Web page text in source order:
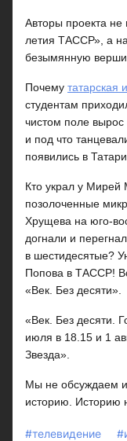
Авторы проекта не
летия ТАССР», а
безымянную
Почему татарская
студентам
чистом поле
и под что
появились в
Кто украл у Мирей
позолоченные
Хрущева на юго-
догнали и
в шестидесятые?
Попова в ТАССР!
«Век. Без десяти».
«Век. Без десяти.
июля в 18.15 и 1
Звезда».
Мы не обсуждаем
историю. Историю
#телевидение